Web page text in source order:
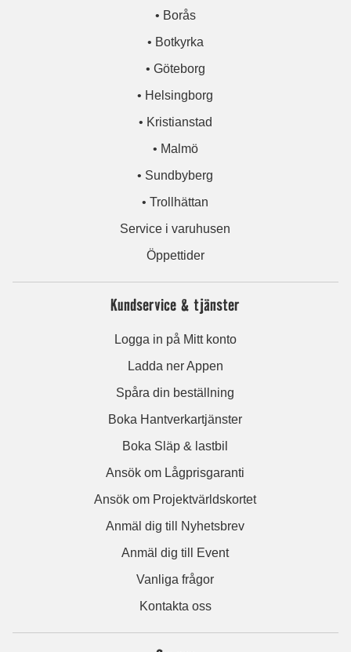
• Borås
• Botkyrka
• Göteborg
• Helsingborg
• Kristianstad
• Malmö
• Sundbyberg
• Trollhättan
Service i varuhusen
Öppettider
Kundservice & tjänster
Logga in på Mitt konto
Ladda ner Appen
Spåra din beställning
Boka Hantverkartjänster
Boka Släp & lastbil
Ansök om Lågprisgaranti
Ansök om Projektvärldskortet
Anmäl dig till Nyhetsbrev
Anmäl dig till Event
Vanliga frågor
Kontakta oss